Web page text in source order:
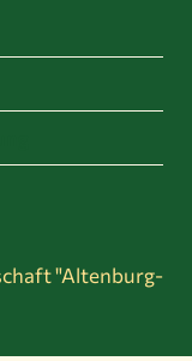
"Altenburg-